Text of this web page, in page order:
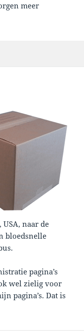
meer
naar de
bloedsnelle
pagina’s
wel zielig voor
pagina’s. Dat is